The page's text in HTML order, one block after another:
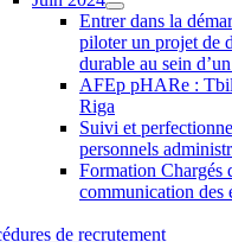
Entrer dans la
piloter un projet de
durable au sein
AFEp pHARe :
Riga
Suivi et
personnels
Formation Chargés
communication des
de recrutement